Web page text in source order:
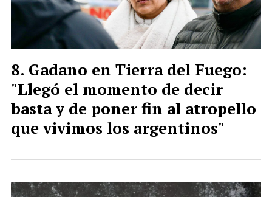
Gadano en Tierra del Fuego:
"Llegó el momento de decir
basta y de poner fin al atropello
que vivimos los argentinos"